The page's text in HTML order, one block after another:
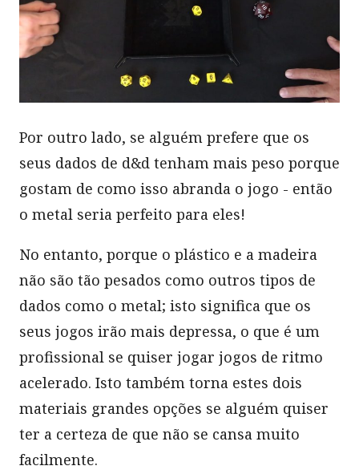
Por outro lado, se alguém prefere que os
seus dados de d&d tenham mais peso porque
gostam de como isso abranda o jogo - então
o metal seria perfeito para eles!
No entanto, porque o plástico e a madeira
não são tão pesados como outros tipos de
dados como o metal; isto significa que os
seus jogos irão mais depressa, o que é um
profissional se quiser jogar jogos de ritmo
acelerado. Isto também torna estes dois
materiais grandes opções se alguém quiser
ter a certeza de que não se cansa muito
facilmente.